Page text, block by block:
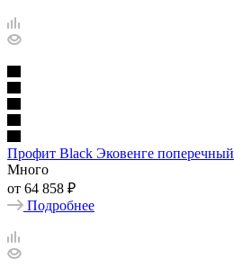
Профит Black Эковенге поперечный
Много
от 64 858 ₽
Подробнее